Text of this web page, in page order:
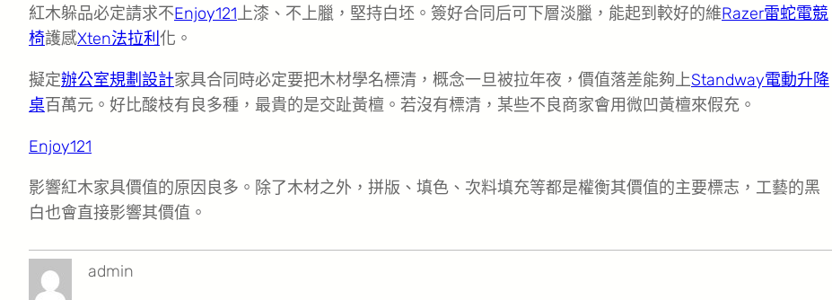
紅木躲品必定請求不Enjoy121上漆、不上臘，堅持白坯。簽好合同后可下層淡臘，能起到較好的維Razer雷蛇電競
椅護感Xten法拉利 化。
擬定辦公室規劃設計家具合同時必定要把木材學名標清，概念一旦被拉年夜，價值落差能夠上Standway電動升降
桌百萬元。好比酸枝有良多種，最貴的是交趾黃檀。若沒有標清，某些不良商家會用微凹黃檀來假充。
Enjoy121
影響紅木家具價值的原因良多。除了木材之外，拼版、填色、次料填充等都是權衡其價值的主要標志，工藝的黑
白也會直接影響其價值。
admin